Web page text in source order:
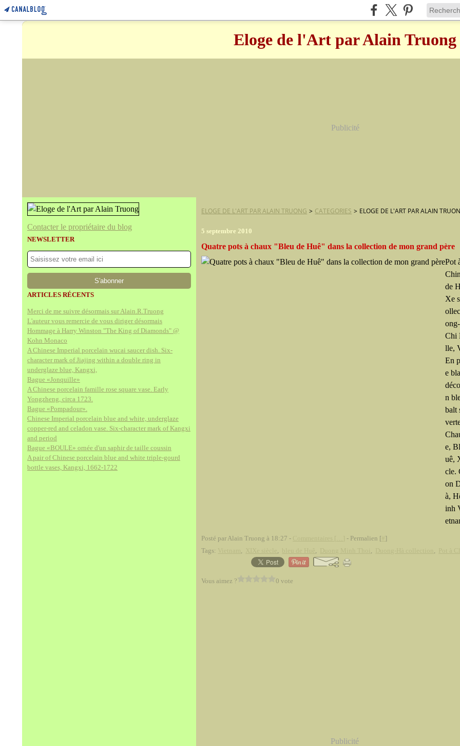
Eloge de l'Art par Alain Truong
Publicité
Contacter le propriétaire du blog
NEWSLETTER
ARTICLES RÉCENTS
Merci de me suivre désormais sur Alain.R.Truong
L'auteur vous remercie de vous diriger désormais
Hommage à Harry Winston "The King of Diamonds" @
Kohn Monaco
A Chinese Imperial porcelain wucai saucer dish. Six-
character mark of Jiajing within a double ring in
underglaze blue, Kangxi,
Bague «Jonquille»
A Chinese porcelain famille rose square vase. Early
Yongzheng, circa 1723.
Bague «Pompadour».
Chinese Imperial porcelain blue and white, underglaze
copper-red and celadon vase. Six-character mark of Kangxi
and period
Bague «BOULE» ornée d'un saphir de taille coussin
A pair of Chinese porcelain blue and white triple-gourd
bottle vases, Kangxi, 1662-1722
ELOGE DE L'ART PAR ALAIN TRUONG > CATEGORIES > ELOGE DE L'ART PAR ALAIN
5 septembre 2010
Quatre pots à chaux "Bleu de Huê" dans la collection de mon grand père
Pot
de
Xe
Chi
lle,
En
e
n
balt
e,
uê,
cle.
on
à,
inh
Posté par Alain Truong à 18:27 - - Permalien [ ]
Tags:
, , , , ,
Vous aimez ? 0 vote
Publicité